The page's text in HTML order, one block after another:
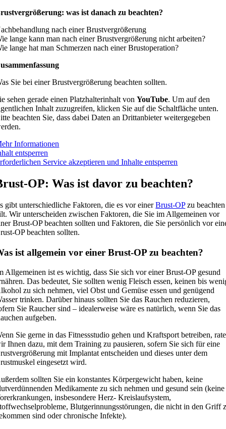
was ist danach zu beachten?
nach einer Brustvergrößerung
lange kann man nach einer Brustvergrößerung nicht arbeiten?
lange hat man Schmerzen nach einer Brustoperation?
Sie bei einer Brustvergrößerung beachten sollten.
sehen gerade einen Platzhalterinhalt vonYouTube. Um auf den
Inhalt zuzugreifen, klicken Sie auf die Schaltfläche unten.
beachten Sie, dass dabei Daten an Drittanbieter weitergegeben
Informationen
entsperren
Service akzeptieren und Inhalte entsperren
OP: Was ist davor zu beachten?
gibt unterschiedliche Faktoren, die es vor einerBrust-OPzu beachten
Wir unterscheiden zwischen Faktoren, die Sie im Allgemeinen vor
Brust-OP beachten sollten und Faktoren, die Sie persönlich vor
OP beachten sollten.
ist allgemein vor einer Brust-OP zu beachten?
Allgemeinen ist es wichtig, dass Sie sich vor einer Brust-OP gesund
Das bedeutet, Sie sollten wenig Fleisch essen, keinen bis
zu sich nehmen, viel Obst und Gemüse essen und genügend
trinken. Darüber hinaus sollten Sie das Rauchen reduzieren,
Sie Raucher sind – idealerweise wäre es natürlich, wenn Sie das
aufgeben.
Sie gerne in das Fitnessstudio gehen und Kraftsport betreiben,
Ihnen dazu, mit dem Training zu pausieren, sofern Sie sich für eine
mit Implantat entscheiden und dieses unter dem
eingesetzt wird.
sollten Sie ein konstantes Körpergewicht haben, keine
Medikamente zu sich nehmen und gesund sein (keine
insbesondere Herz- Kreislaufsystem,
Blutgerinnungsstörungen, die nicht in den Griff
sind oder chronische Infekte).